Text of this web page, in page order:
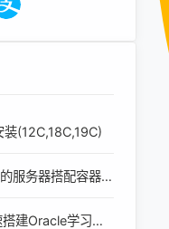
(12C,18C,19C)
服务器搭配容器使
建Oracle学习环